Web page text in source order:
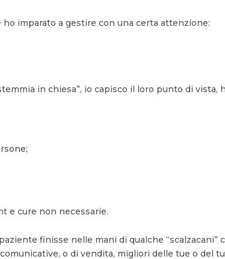
imparato a gestire con una certa attenzione:
in chiesa”, io capisco il loro punto di vista,
e cure non necessarie.
finisse nelle mani di qualche “scalzacani”
o di vendita, migliori delle tue o del